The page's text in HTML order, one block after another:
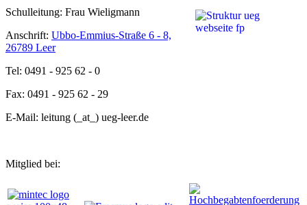
Schulleitung: Frau Wieligmann
Anschrift: Ubbo-Emmius-Straße 6 - 8,
26789 Leer
Tel: 0491 - 925 62 - 0
Fax: 0491 - 925 62 - 29
E-Mail: leitung (_at_) ueg-leer.de
Mitglied bei: